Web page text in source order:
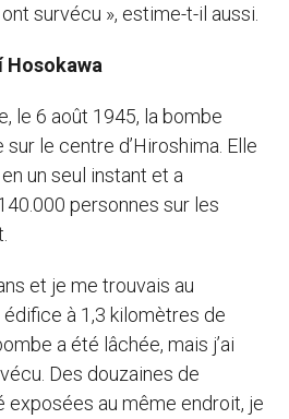
survécu », estime-t-il aussi.
Hosokawa
le 6 août 1945, la bombe
le centre d’Hiroshima. Elle
un seul instant et a
personnes sur les
et je me trouvais au
édifice à 1,3 kilomètres de
a été lâchée, mais j’ai
Des douzaines de
exposées au même endroit, je